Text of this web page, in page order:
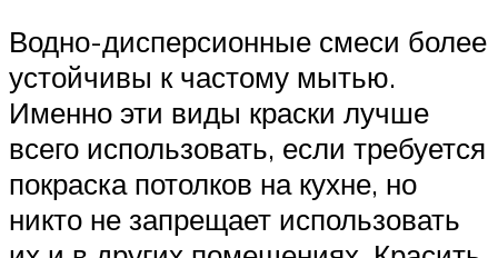
Водно-дисперсионные смеси более
устойчивы к частому мытью.
Именно эти виды краски лучше
всего использовать, если требуется
покраска потолков на кухне, но
никто не запрещает использовать